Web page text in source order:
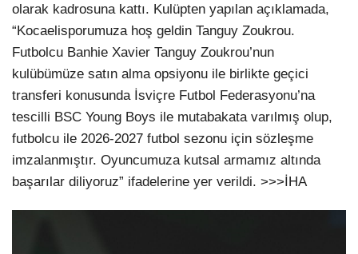
olarak kadrosuna kattı. Kulüpten yapılan açıklamada,
“Kocaelisporumuza hoş geldin Tanguy Zoukrou.
Futbolcu Banhie Xavier Tanguy Zoukrou’nun
kulübümüze satın alma opsiyonu ile birlikte geçici
transferi konusunda İsviçre Futbol Federasyonu’na
tescilli BSC Young Boys ile mutabakata varılmış olup,
futbolcu ile 2026-2027 futbol sezonu için sözleşme
imzalanmıştır. Oyuncumuza kutsal armamız altında
başarılar diliyoruz” ifadelerine yer verildi. >>>İHA